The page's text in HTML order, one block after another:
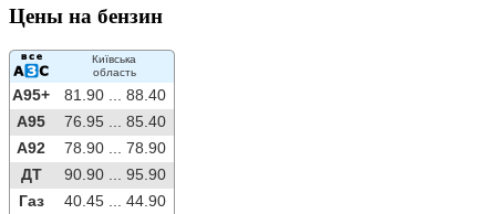
Цены на бензин
Київська
область
A95+ 81.90 ...
88.40
A95
76.95 ...
85.40
A92
78.90 ...
78.90
ДТ
90.90 ...
95.90
Газ
40.45 ... 44.90